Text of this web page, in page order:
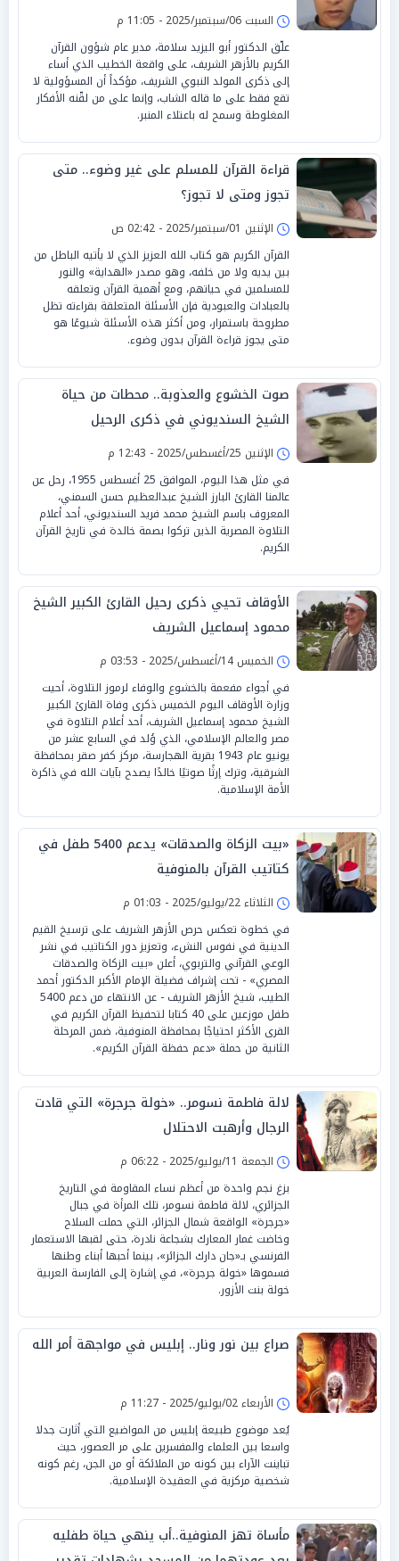
السبت 06/سبتمبر/2025 - 11:05 م
علّق الدكتور أبو اليزيد سلامة، مدير عام شؤون القرآن
الكريم بالأزهر الشريف، على واقعة الخطيب الذي أساء
إلى ذكرى المولد النبوي الشريف، مؤكداً أن المسؤولية لا
تقع فقط على ما قاله الشاب، وإنما على من لقّنه الأفكار
المغلوطة وسمح له باعتلاء المنبر.
قراءة القرآن للمسلم على غير وضوء.. متى
تجوز ومتى لا تجوز؟
الإثنين 01/سبتمبر/2025 - 02:42 ص
القرآن الكريم هو كتاب الله العزيز الذي لا يأتيه الباطل من
بين يديه ولا من خلفه، وهو مصدر «الهداية» والنور
للمسلمين في حياتهم، ومع أهمية القرآن وتعلقه
بالعبادات والعبودية فإن الأسئلة المتعلقة بقراءته تظل
مطروحة باستمرار، ومن أكثر هذه الأسئلة شيوعًا هو
متى يجوز قراءة القرآن بدون وضوء.
صوت الخشوع والعذوبة.. محطات من حياة
الشيخ السنديوني في ذكرى الرحيل
الإثنين 25/أغسطس/2025 - 12:43 م
في مثل هذا اليوم، الموافق 25 أغسطس 1955، رحل عن
عالمنا القارئ البارز الشيخ عبدالعظيم حسن السمني،
المعروف باسم الشيخ محمد فريد السنديوني، أحد أعلام
التلاوة المصرية الذين تركوا بصمة خالدة في تاريخ القرآن
الكريم.
الأوقاف تحيي ذكرى رحيل القارئ الكبير الشيخ
محمود إسماعيل الشريف
الخميس 14/أغسطس/2025 - 03:53 م
في أجواء مفعمة بالخشوع والوفاء لرموز التلاوة، أحيت
وزارة الأوقاف اليوم الخميس ذكرى وفاة القارئ الكبير
الشيخ محمود إسماعيل الشريف، أحد أعلام التلاوة في
مصر والعالم الإسلامي، الذي وُلد في السابع عشر من
يونيو عام 1943 بقرية الهجارسة، مركز كفر صقر بمحافظة
الشرقية، وترك إرثًا صوتيًا خالدًا يصدح بآيات الله في ذاكرة
الأمة الإسلامية.
«بيت الزكاة والصدقات» يدعم 5400 طفل في
كتاتيب القرآن بالمنوفية
الثلاثاء 22/يوليو/2025 - 01:03 م
في خطوة تعكس حرص الأزهر الشريف على ترسيخ القيم
الدينية في نفوس النشء، وتعزيز دور الكتاتيب في نشر
الوعي القرآني والتربوي، أعلن «بيت الزكاة والصدقات
المصري» - تحت إشراف فضيلة الإمام الأكبر الدكتور أحمد
الطيب، شيخ الأزهر الشريف - عن الانتهاء من دعم 5400
طفل موزعين على 40 كتابا لتحفيظ القرآن الكريم في
القرى الأكثر احتياجًا بمحافظة المنوفية، ضمن المرحلة
الثانية من حملة «دعم حفظة القرآن الكريم».
لالة فاطمة نسومر.. «خولة جرجرة» التي قادت
الرجال وأرهبت الاحتلال
الجمعة 11/يوليو/2025 - 06:22 م
بزغ نجم واحدة من أعظم نساء المقاومة في التاريخ
الجزائري، لالة فاطمة نسومر، تلك المرأة في جبال
«جرجرة» الواقعة شمال الجزائر، التي حملت السلاح
وخاضت غمار المعارك بشجاعة نادرة، حتى لقبها الاستعمار
الفرنسي بـ«جان دارك الجزائر»، بينما أحبها أبناء وطنها
فسموها «خولة جرجرة»، في إشارة إلى الفارسة العربية
خولة بنت الأزور.
صراع بين نور ونار.. إبليس في مواجهة أمر الله
الأربعاء 02/يوليو/2025 - 11:27 م
يُعد موضوع طبيعة إبليس من المواضيع التي أثارت جدلا
واسعا بين العلماء والمفسرين على مر العصور، حيث
تباينت الآراء بين كونه من الملائكة أو من الجن، رغم كونه
شخصية مركزية في العقيدة الإسلامية.
مأساة تهز المنوفية..أب ينهي حياة طفليه